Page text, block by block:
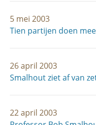
5 mei 2003
Tien partijen doen
26 april 2003
Smalhout ziet af van
22 april 2003